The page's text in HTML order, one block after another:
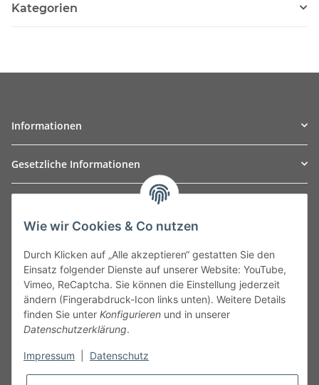
Kategorien
Informationen
Gesetzliche Informationen
Leibnizstraße 2a
Germany
Phone:+49 40 5287270
Fax:+49 40 5281050
Email:sales@tow-automotive.de
Wie wir Cookies & Co nutzen
Durch Klicken auf „Alle akzeptieren“ gestatten Sie den
Einsatz folgender Dienste auf unserer Website: YouTube,
Vimeo, ReCaptcha. Sie können die Einstellung jederzeit
ändern (Fingerabdruck-Icon links unten). Weitere Details
finden Sie unter Konfigurieren und in unserer
Datenschutzerklärung.
Impressum Datenschutz